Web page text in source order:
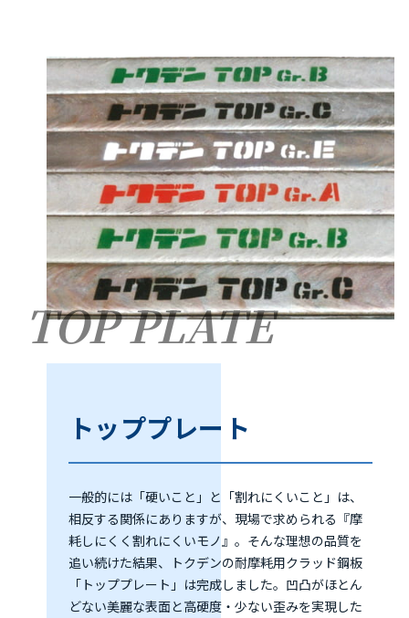
TOP PLATE
トッププレート
一般的には「硬いこと」と「割れにくいこと」は、
相反する関係にありますが、現場で求められる『摩
耗しにくく割れにくいモノ』。そんな理想の品質を
追い続けた結果、トクデンの耐摩耗用クラッド鋼板
「トッププレート」は完成しました。凹凸がほとん
どない美麗な表面と高硬度・少ない歪みを実現した